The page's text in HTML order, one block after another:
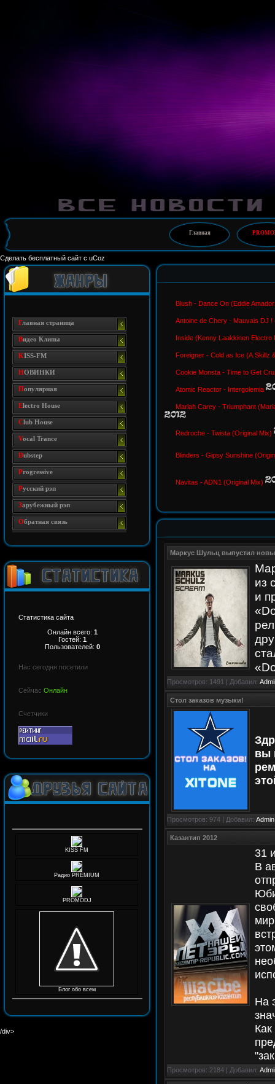
Главная PROMO
Сделать бесплатный сайт с uCoz
Главная страница
Видео Клипы
KISS-FM
НОВИНКИ
Популярная
Electro House
Club House
Vocal Trance
Dubstep
Progressive
Pусский рэп
Зарубежный рэп
Обратная связь
Статистика сайта
Онлайн всего: 1
Гостей: 1
Пользователей: 0
Нас сегодня посетили
Сейчас Онлайн
Счетчики
KISS FM
Радио PREMIUM
PROMODJ
Блог обо всем
/div>
Blush - Dance On (Eddie
Antoine de Chery - Mauvais DJ
Inside (Kenny Laakkinen
Foreigner - Cold as Ice (A.Skillz
Cookie Monsta - Time to Get
Atomic Reactor - Intergolemia
Mariah Carey - Triumphant
Redroche - Twista (Original Mix)
Blinders - Gipsy Sunshine
Navitas - ADN1 (Original Mix)
Маркус Шульц выпустил
из
и
Просмотров: 1491 | Добавил:
Стол заказов музыки!
вы
Просмотров: 974 | Добавил: Admin
Казантип 2012
31
В
На
Просмотров: 2184 | Добавил: